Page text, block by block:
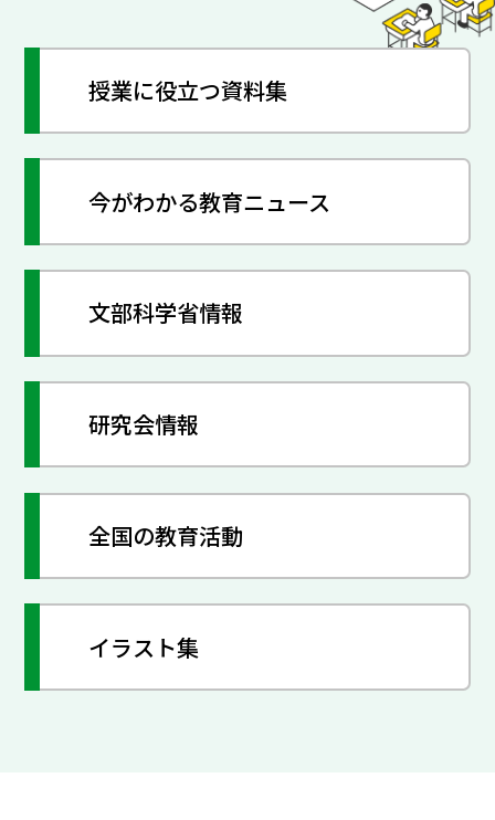
授業に役立つ資料集
今がわかる教育ニュース
文部科学省情報
研究会情報
全国の教育活動
イラスト集